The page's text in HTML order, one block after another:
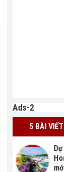
Ads-2
5 BÀI